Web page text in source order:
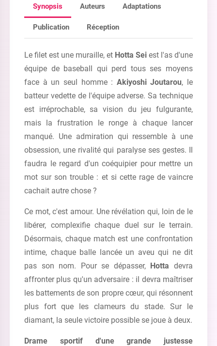
Synopsis Auteurs Adaptations
Publication Réception
Le filet est une muraille, et Hotta Sei est l'as d'une
équipe de baseball qui perd tous ses moyens
face à un seul homme : Akiyoshi Joutarou, le
batteur vedette de l'équipe adverse. Sa technique
est irréprochable, sa vision du jeu fulgurante,
mais la frustration le ronge à chaque lancer
manqué. Une admiration qui ressemble à une
obsession, une rivalité qui paralyse ses gestes. Il
faudra le regard d'un coéquipier pour mettre un
mot sur son trouble : et si cette rage de vaincre
cachait autre chose ?
Ce mot, c'est amour. Une révélation qui, loin de le
libérer, complexifie chaque duel sur le terrain.
Désormais, chaque match est une confrontation
intime, chaque balle lancée un aveu qui ne dit
pas son nom. Pour se dépasser, Hotta devra
affronter plus qu'un adversaire : il devra maîtriser
les battements de son propre cœur, qui résonnent
plus fort que les clameurs du stade. Sur le
diamant, la seule victoire possible se joue à deux.
Drame sportif d'une grande justesse